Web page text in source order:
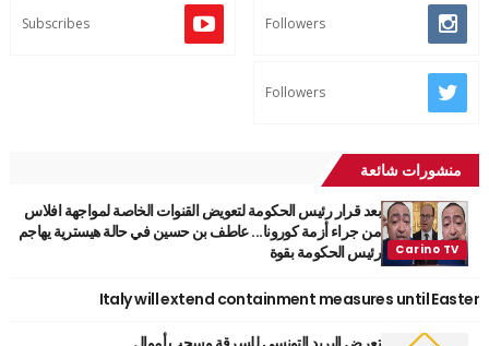
Followers
Subscribes
Followers
منشورات شائعة
بعد قرار رئيس الحكومة لتعويض القنوات الخاصة لمواجهة افلاس
من جراء أزمة كورونا... عاطف بن حسين في حالة هيسترية يهاجم
رئيس الحكومة بقوة
Italy will extend containment measures until Easter